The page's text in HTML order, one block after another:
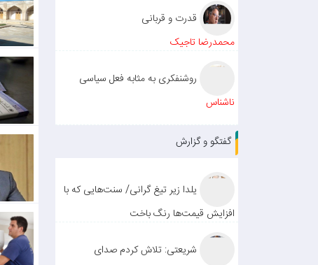
قدرت و قربانی
محمدرضا تاجیک
روشنفکری به مثابه فعل سیاسی
ناشناس
گفتگو و گزارش
یلدا زیر تیغ گرانی/ سنت‌هایی که با
افزایش قیمت‌ها رنگ باخت
شریعتی: تلاش کردم صدای